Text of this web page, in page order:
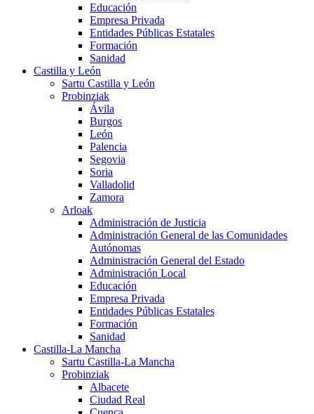
Educación
Empresa Privada
Entidades Públicas Estatales
Formación
Sanidad
Castilla y León
Sartu Castilla y León
Probinziak
Ávila
Burgos
León
Palencia
Segovia
Soria
Valladolid
Zamora
Arloak
Administración de Justicia
Administración General de las Comunidades
Autónomas
Administración General del Estado
Administración Local
Educación
Empresa Privada
Entidades Públicas Estatales
Formación
Sanidad
Castilla-La Mancha
Sartu Castilla-La Mancha
Probinziak
Albacete
Ciudad Real